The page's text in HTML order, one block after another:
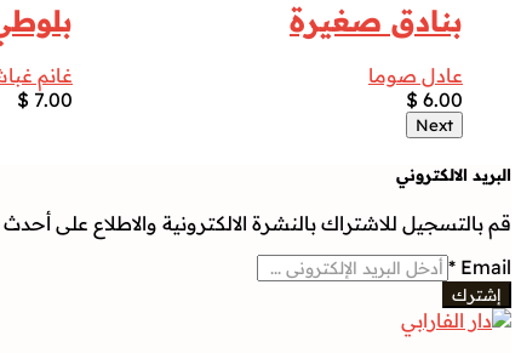
غانم
$ 7.00
بنادق صغيرة
عادل صوما
$ 6.00
Next
البريد الالكتروني
قم بالتسجيل للاشتراك بالنشرة الالكترونية والاطلاع على أحدث
Email
*
إشترك